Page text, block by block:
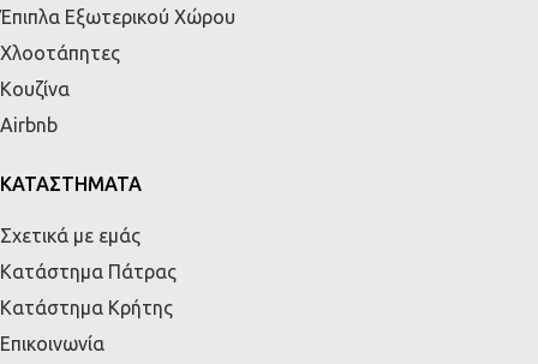
Έπιπλα Εξωτερικού Χώρου
Χλοοτάπητες
Κουζίνα
Airbnb
ΚΑΤΑΣΤΗΜΑΤΑ
Σχετικά με εμάς
Κατάστημα Πάτρας
Κατάστημα Κρήτης
Επικοινωνία